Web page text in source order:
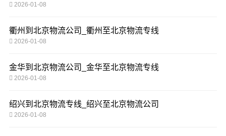
2026-01-08
衢州到北京物流公司_衢州至北京物流专线
2026-01-08
金华到北京物流公司_金华至北京物流专线
2026-01-08
绍兴到北京物流专线_绍兴至北京物流公司
2026-01-08